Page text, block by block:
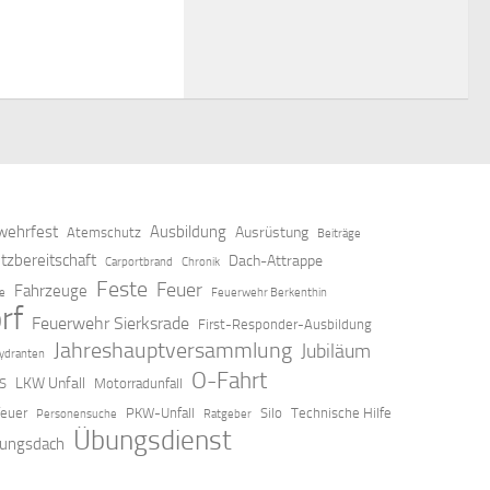
Atemschutz Ausbildung Ausrüstung Beiträge
Carportbrand Chronik Dach-Attrappe
Fahrzeuge Feste Feuer Feuerwehr Berkenthin
Feuerwehr Sierksrade First-Responder-Ausbildung
Jahreshauptversammlung Jubiläum
LKW Unfall Motorradunfall O-Fahrt
Personensuche PKW-Unfall Ratgeber Silo Technische Hilfe
Übungsdienst